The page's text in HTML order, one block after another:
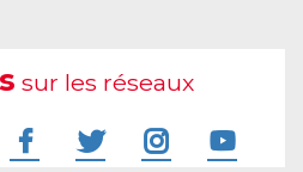
sur les réseaux